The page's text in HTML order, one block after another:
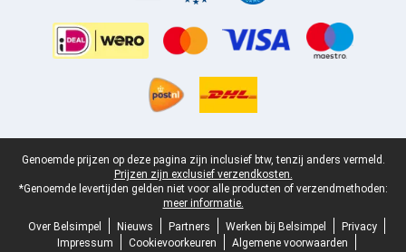
Juridische voettekst
Genoemde prijzen op deze pagina zijn inclusief btw, tenzij anders vermeld.
Prijzen zijn exclusief verzendkosten.
*Genoemde levertijden gelden niet voor alle producten of verzendmethoden:
meer informatie.
Over Belsimpel
Nieuws Partners Werken bij Belsimpel
Privacy
Impressum
Cookievoorkeuren
Algemene voorwaarden